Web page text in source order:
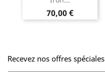
Prix
70,00 €
Recevez nos offres spéciales